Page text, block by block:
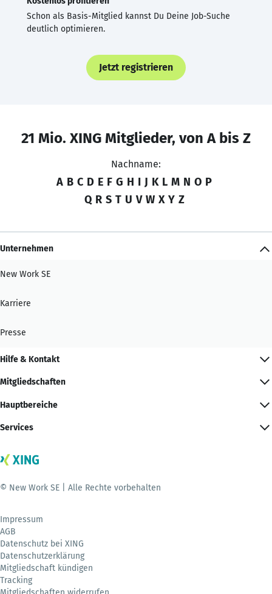
Schon als Basis-Mitglied kannst Du Deine Job-Suche
deutlich optimieren.
Jetzt registrieren
21 Mio. XING Mitglieder, von A bis Z
Nachname:
A B C D E F G H I J K L M N O P
Q R S T U V W X Y Z
Unternehmen
New Work SE
Karriere
Presse
Hilfe & Kontakt
Mitgliedschaften
Hauptbereiche
Services
© New Work SE | Alle Rechte vorbehalten
Impressum
AGB
Datenschutz bei XING
Datenschutzerklärung
Mitgliedschaft kündigen
Tracking